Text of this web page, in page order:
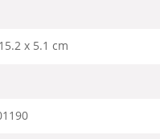
x 5.1 cm